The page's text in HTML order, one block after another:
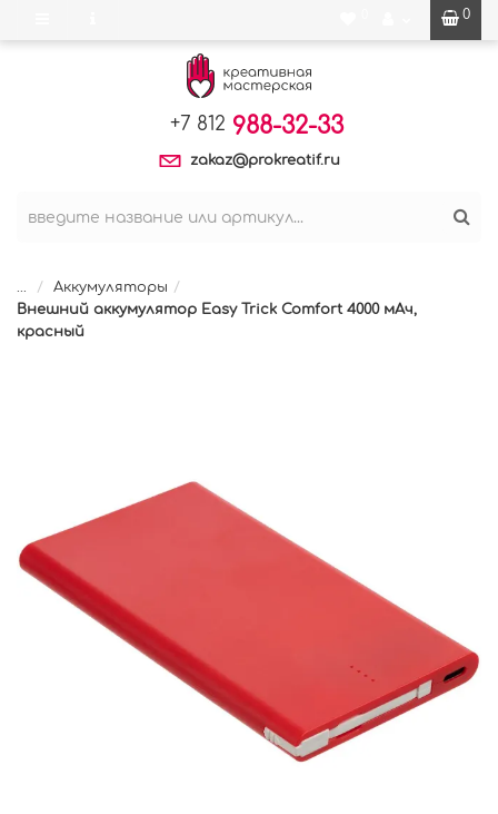
0
+7 812 988-32-33
zakaz@prokreatif.ru
...
Аккумуляторы
Внешний аккумулятор Easy Trick Comfort 4000 мАч,
красный